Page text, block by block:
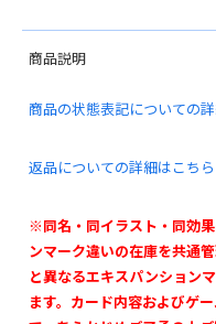
商品説明
商品の状態表記についての
返品についての詳細はこち
※同名・同イラスト・同効
ンマーク違いの在庫を共通
と異なるエキスパンション
ます。カード内容およびゲ